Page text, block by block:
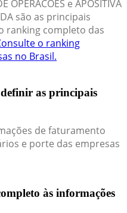
OPERACOES e APOSITIVA
são as principais
ranking completo das
o ranking
no Brasil.
as principais
de faturamento
e porte das empresas
às informações